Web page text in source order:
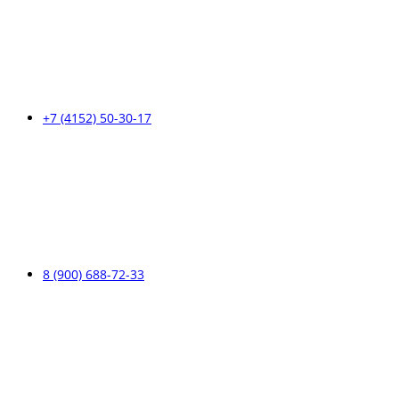
+7 (4152) 50-30-17
8 (900) 688-72-33